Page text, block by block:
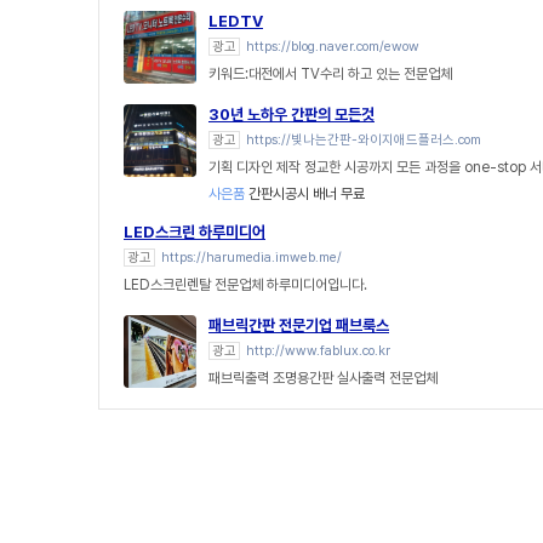
LEDTV
광고 https://blog.naver.com/ewow
키워드:대전에서 TV수리 하고 있는 전문업체
30년 노하우 간판의 모든것
광고 https://빛나는간판-와이지애드플러스.com
기획 디자인 제작 정교한 시공까지 모든 과정을 one-stop
사은품 간판시공시 배너 무료
LED스크린 하루미디어
광고 https://harumedia.imweb.me/
LED스크린렌탈 전문업체 하루미디어입니다.
패브릭간판 전문기업 패브룩스
광고 http://www.fablux.co.kr
패브릭출력 조명용간판 실사출력 전문업체